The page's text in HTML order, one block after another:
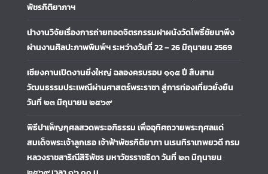
พัชรกิติยาภาฯ
นำงานวิจัยเรื่องการถ่ายทอดจิตรกรรมฝาผนังวัดโพธิ์ชัยนาพึง
ผ่านงานศิลปะภาพพิมพ์ฯ ระหว่างวันที่ 22 – 26 มิถุนายน 2569
เชียงคานเปิดงานยิ่งใหญ่ ฉลองครบรอบ ๑๑๕ ปี สืบสาน
วัฒนธรรมประเพณีผ่านศาสตร์พระราชา สู่การท่องเที่ยวยั่งยืน
วันที่ ๒๓ มิถุนายน ๒๕๖๙
พิธีบำเพ็ญกุศลสวดพระอภิธรรม เพื่ออุทิศถวายพระกุศลแด่
สมเด็จพระเจ้าลูกเธอ เจ้าฟ้าพัชรกิติยาภา นเรนทิราเทพยวดี กรม
หลวงราชสาริณีสิริพัชร มหาวัชรราชธิดา วันที่ ๒๓ มิถุนายน